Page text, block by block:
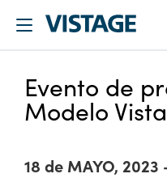
Evento de
Modelo
18 de MAYO, 2023